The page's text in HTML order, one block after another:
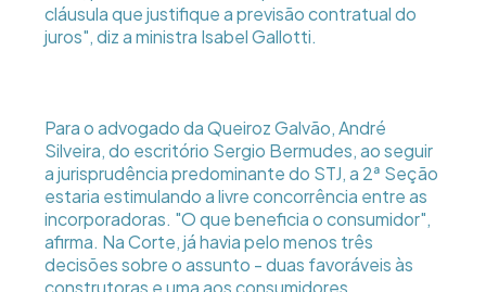
cláusula que justifique a previsão contratual do
juros", diz a ministra Isabel Gallotti.
Para o advogado da Queiroz Galvão, André
Silveira, do escritório Sergio Bermudes, ao seguir
a jurisprudência predominante do STJ, a 2ª Seção
estaria estimulando a livre concorrência entre as
incorporadoras. "O que beneficia o consumidor",
afirma. Na Corte, já havia pelo menos três
decisões sobre o assunto - duas favoráveis às
construtoras e uma aos consumidores.